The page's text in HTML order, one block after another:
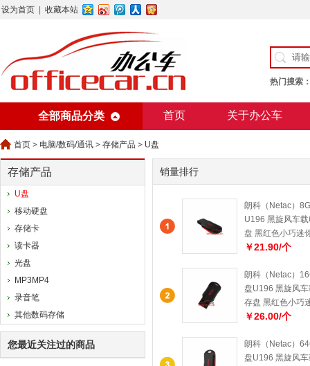
设为首页 收藏本站
热门搜索
全部商品分类 首页 关于办公车
首页 > 电脑/数码/通讯 > 存储产品 > U盘
存储产品
U盘
移动硬盘
存储卡
读卡器
光盘
MP3MP4
录音笔
其他数码存储
您最近关注过的商品
销量排行
朗科（Netac）
U196 黑旋风车
盘 黑红色小巧迷
￥21.90/个
朗科（Netac）
盘U196 黑旋风
存盘 黑红色小巧
￥26.00/个
朗科（Netac）
盘U196 黑旋风